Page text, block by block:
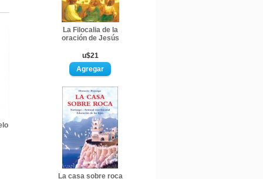
La Filocalia de la
oración de Jesús
u$21
La casa sobre roca